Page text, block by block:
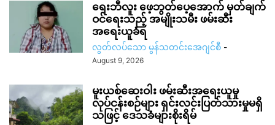
ရေးဘီလူး ဖေ့ဘွတ်ပေ့အောက် မှတ်ချက်
ဝင်ရေးသည့် အမျိုးသမီး ဖမ်းဆီး
အရေးယူခံရ
လွတ်လပ်သော မွန်သတင်းအေဂျင်စီ -
August 9, 2026
မူးယစ်ဆေးဝါး ဖမ်းဆီးအရေးယူမှု
လုပ်ငန်းစဉ်များ ရှင်းလင်းပြတ်သားမှုမရှိ
သဖြင့် ဒေသခံများစိုးရိမ်